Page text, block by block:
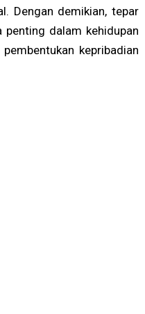
Dengan demikian, tepar
dalam kehidupan
kepribadian